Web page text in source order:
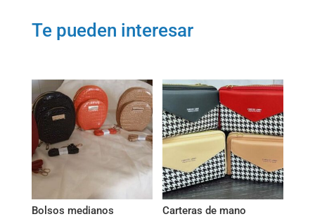
Te pueden interesar
Bolsos medianos Carteras de mano